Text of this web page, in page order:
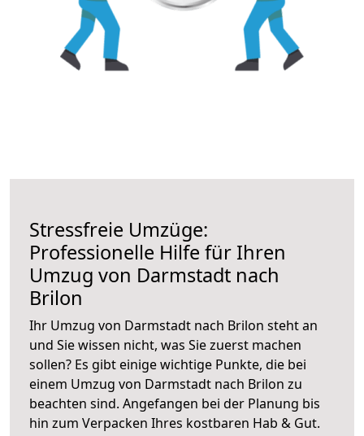
Stressfreie Umzüge:
Professionelle Hilfe für Ihren
Umzug von Darmstadt nach
Brilon
Ihr Umzug von Darmstadt nach Brilon steht an
und Sie wissen nicht, was Sie zuerst machen
sollen? Es gibt einige wichtige Punkte, die bei
einem Umzug von Darmstadt nach Brilon zu
beachten sind. Angefangen bei der Planung bis
hin zum Verpacken Ihres kostbaren Hab & Gut.